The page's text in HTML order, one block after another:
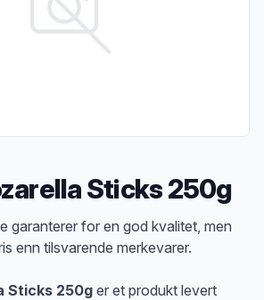
Sticks 250g
garanterer for en god kvalitet, men
enn tilsvarende merkevarer.
Sticks 250g er et produkt levert